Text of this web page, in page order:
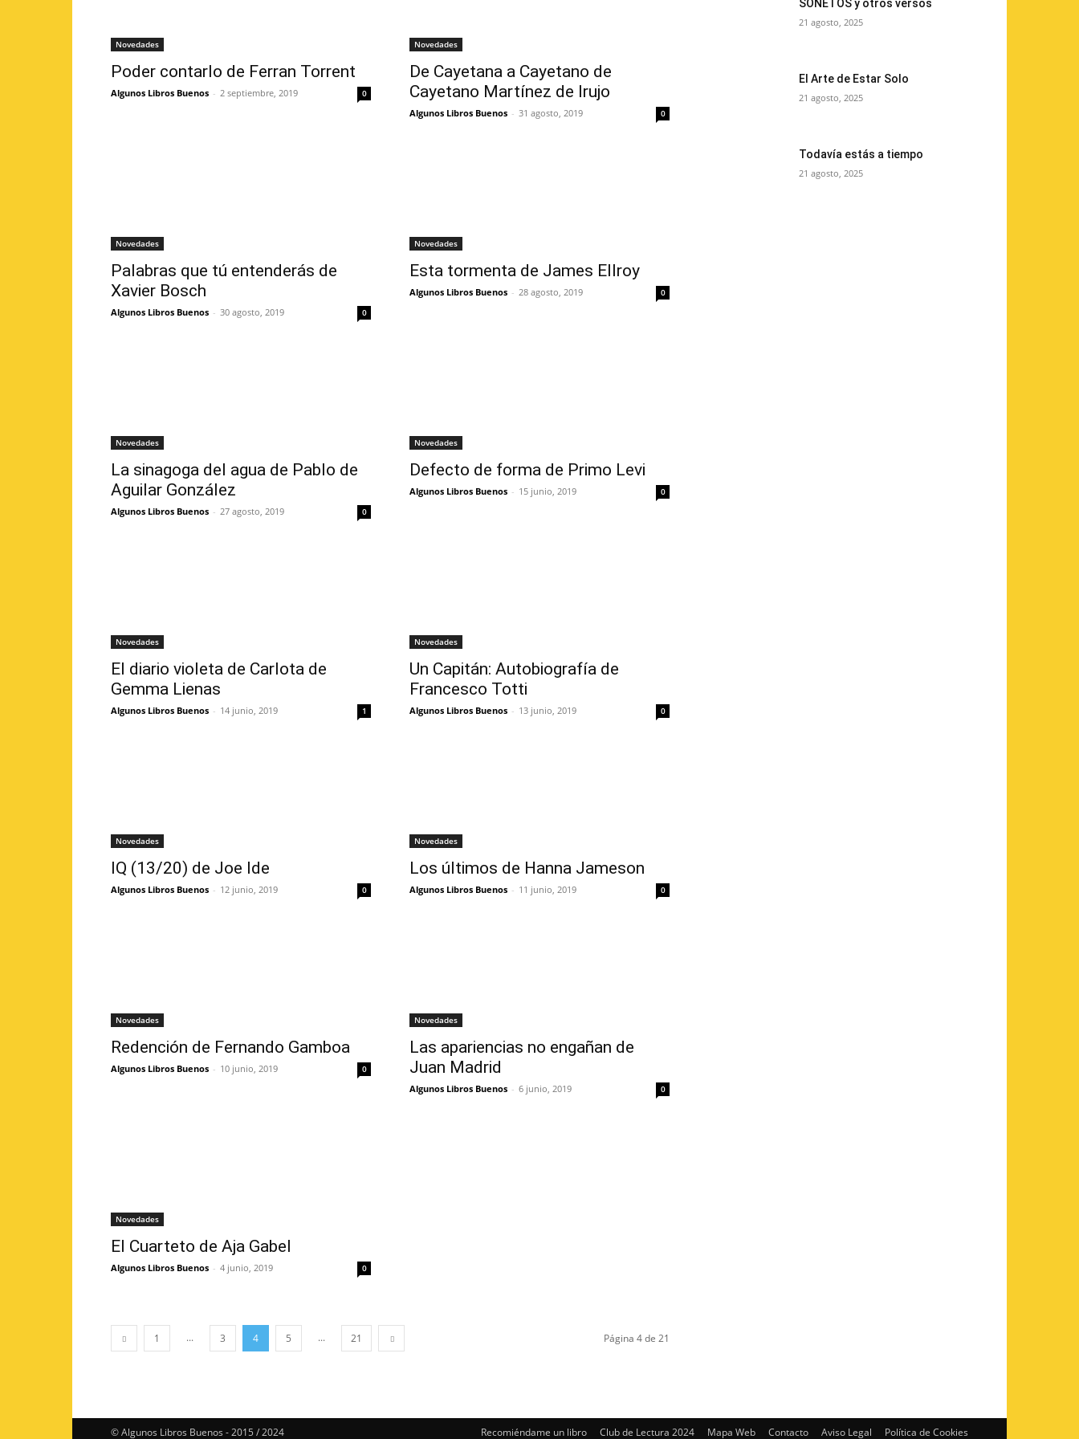
Novedades
Poder contarlo de Ferran Torrent
Algunos Libros Buenos - 2 septiembre, 2019 0
Novedades
De Cayetana a Cayetano de
Cayetano Martínez de Irujo
Algunos Libros Buenos - 31 agosto, 2019 0
Novedades
Palabras que tú entenderás de
Xavier Bosch
Algunos Libros Buenos - 30 agosto, 2019 0
Novedades
Esta tormenta de James Ellroy
Algunos Libros Buenos - 28 agosto, 2019 0
Novedades
La sinagoga del agua de Pablo de
Aguilar González
Algunos Libros Buenos - 27 agosto, 2019 0
Novedades
Defecto de forma de Primo Levi
Algunos Libros Buenos - 15 junio, 2019 0
Novedades
El diario violeta de Carlota de
Gemma Lienas
Algunos Libros Buenos - 14 junio, 2019 1
Novedades
Un Capitán: Autobiografía de
Francesco Totti
Algunos Libros Buenos - 13 junio, 2019 0
Novedades
IQ (13/20) de Joe Ide
Algunos Libros Buenos - 12 junio, 2019 0
Novedades
Los últimos de Hanna Jameson
Algunos Libros Buenos - 11 junio, 2019 0
Novedades
Redención de Fernando Gamboa
Algunos Libros Buenos - 10 junio, 2019 0
Novedades
Las apariencias no engañan de
Juan Madrid
Algunos Libros Buenos - 6 junio, 2019 0
Novedades
El Cuarteto de Aja Gabel
Algunos Libros Buenos - 4 junio, 2019 0
1 ... 3 4 5 ... 21 Página 4 de 21
SONETOS y otros versos
21 agosto, 2025
El Arte de Estar Solo
21 agosto, 2025
Todavía estás a tiempo
21 agosto, 2025
Recomiéndame un libro Club de Lectura 2024 Mapa Web Contacto Aviso Legal Política de Cookies
© Algunos Libros Buenos - 2015 / 2024